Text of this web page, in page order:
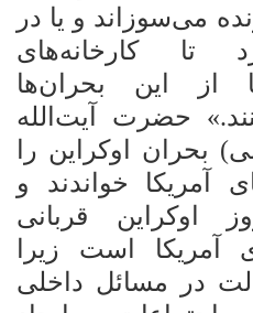
می‌سوزاند و یا در
کارخانه‌های
از این بحران‌ها
حضرت آیت‌الله
بحران اوکراین را
آمریکا خواندند و
اوکراین قربانی
است زیرا
در مسائل داخلی